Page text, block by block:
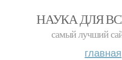
НАУКА ДЛЯ
самый лучший
главная